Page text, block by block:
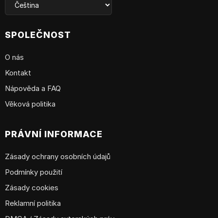
SPOLEČNOST
O nás
Kontakt
Nápověda a FAQ
Věková politika
PRÁVNÍ INFORMACE
Zásady ochrany osobních údajů
Podmínky použití
Zásady cookies
Reklamní politika